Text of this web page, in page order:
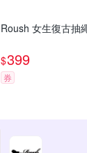
Roush 女生復古抽
$399
券